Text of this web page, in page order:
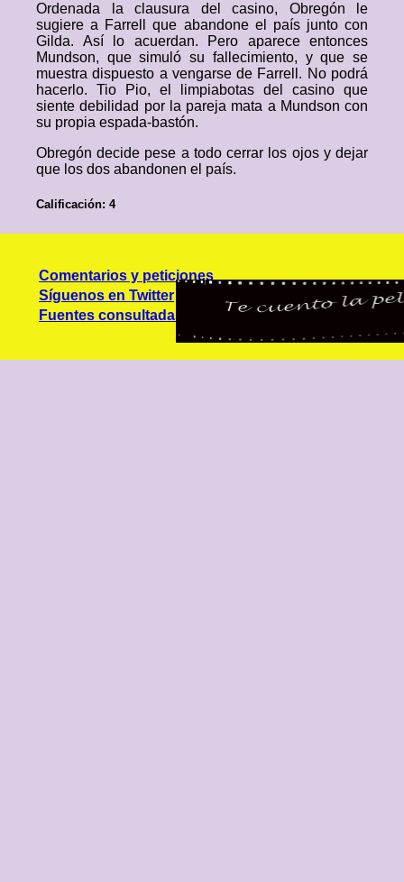
Ordenada la clausura del casino, Obregón le
sugiere a Farrell que abandone el país junto con
Gilda. Así lo acuerdan. Pero aparece entonces
Mundson, que simuló su fallecimiento, y que se
muestra dispuesto a vengarse de Farrell. No podrá
hacerlo. Tio Pio, el limpiabotas del casino que
siente debilidad por la pareja mata a Mundson con
su propia espada-bastón.
Obregón decide pese a todo cerrar los ojos y dejar
que los dos abandonen el país.
Calificación: 4
Comentarios y peticiones
Síguenos en Twitter
Fuentes consultadas